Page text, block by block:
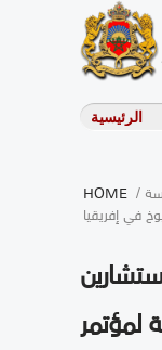
HOME / كلمة رئيس مجلس المستشارين في الجلسة
في إفريقيا
لمؤتمر